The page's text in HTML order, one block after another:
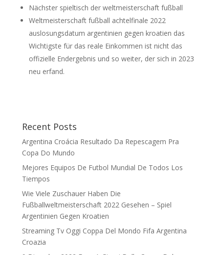
Nächster spieltisch der weltmeisterschaft fußball
Weltmeisterschaft fußball achtelfinale 2022
auslosungsdatum argentinien gegen kroatien das
Wichtigste für das reale Einkommen ist nicht das
offizielle Endergebnis und so weiter, der sich in 2023
neu erfand.
Recent Posts
Argentina Croácia Resultado Da Repescagem Pra
Copa Do Mundo
Mejores Equipos De Futbol Mundial De Todos Los
Tiempos
Wie Viele Zuschauer Haben Die
Fußballweltmeisterschaft 2022 Gesehen – Spiel
Argentinien Gegen Kroatien
Streaming Tv Oggi Coppa Del Mondo Fifa Argentina
Croazia